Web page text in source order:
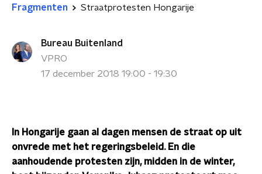
Fragmenten Straatprotesten Hongarije
Bureau Buitenland
VPRO
17 december 2018 19:00 - 19:30
In Hongarije gaan al dagen mensen de straat op uit
onvrede met het regeringsbeleid. En die
aanhoudende protesten zijn, midden in de winter,